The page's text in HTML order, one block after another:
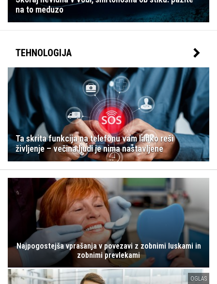
na to meduzo
TEHNOLOGIJA
Ta skrita funkcija na telefonu vam lahko reši
življenje – večina ljudi je nima nastavljene
Najpogostejša vprašanja v povezavi z zobnimi luskami in
zobnimi prevlekami
OGLAS